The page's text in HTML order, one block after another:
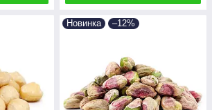
Новинка –12%